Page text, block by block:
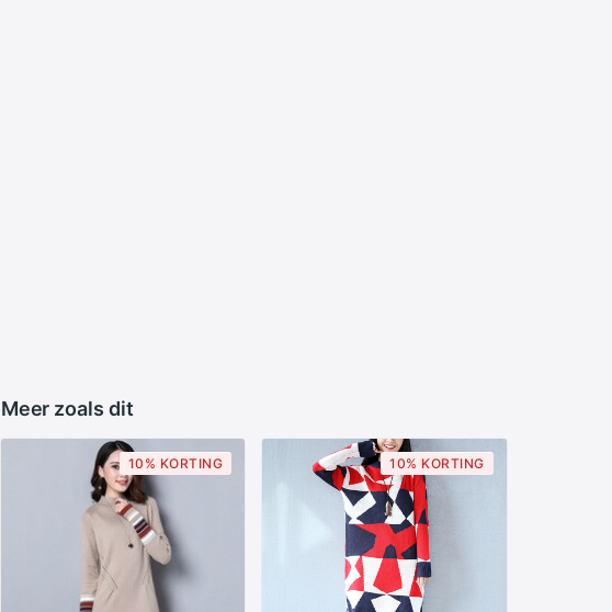
Meer zoals dit
10% KORTING 10% KORTING